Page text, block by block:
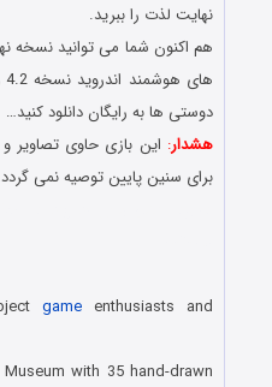
نهایت لذت را ببرید.
هم اکنون شما می توانید نسخه
دوستی ها به رایگان دانلود کنید…
هشدار: این بازی حاوی
برای سنین پایین توصیه نمی
gameenthusiasts and
with 35 hand-drawn